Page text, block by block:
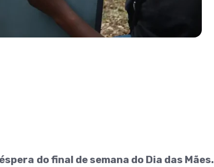
do final de semana do Dia das Mães.